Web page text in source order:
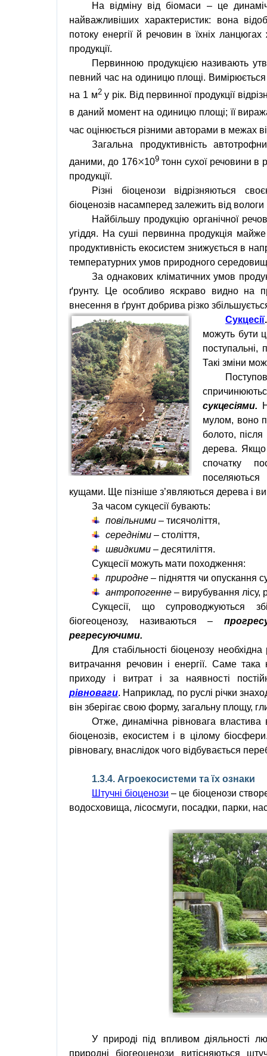
На відміну від біомаси – це
найважливіших характеристик: вона
потоку енергії й речовин в їхніх
продукції.
Первинною продукцією називають
певний час на одиницю площі. Вимірюється
на 1 м2у рік. Від первинної продукції
в даний момент на одиницю площі; її
час оцінюється різними авторами в межах
Загальна продуктивність
даними, до 176
109 тонн сухої речовини в
продукції.
Різні біоценози відрізняються
біоценозів насамперед залежить від
Найбільшу продукцію органічної
угіддя. На суші первинна продукція
продуктивність екосистем знижується в
температурних умов природного
За однакових кліматичних умов
ґрунту. Це особливо яскраво видно на
внесення в ґрунт добрива різко
Сукцесії
можуть бути
поступальні,
Такі зміни
сукцесіями.
мулом, воно
болото,
дерева. Якщо
спочатку
кущами. Ще пізніше з’являються дерева і
За часом сукцесії бувають:
повільними – тисячоліття,
середніми – століття,
швидкими – десятиліття.
Сукцесії можуть мати походження:
природне – підняття чи опускання
антропогенне – вирубування лісу,
Сукцесії, що супроводжуються
біогеоценозу, називаються –
регресуючими.
Для стабільності біоценозу
витрачання речовин і енергії. Саме така
приходу і витрат і за наявності
рівноваги. Наприклад, по руслі річки
він зберігає свою форму, загальну площу,
Отже, динамічна рівновага властива
біоценозів, екосистем і в цілому
рівновагу, внаслідок чого відбувається
1.3.4. Агроекосистеми та їх ознаки
Штучні біоценози – це біоценози
водосховища, лісосмуги, посадки, парки,
У природі під впливом діяльності
природні біогеоценози витісняються